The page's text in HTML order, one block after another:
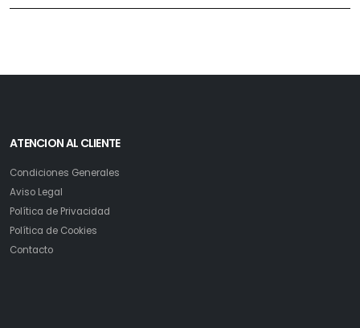
ATENCION AL CLIENTE
Condiciones Generales
Aviso Legal
Política de Privacidad
Política de Cookies
Contacto